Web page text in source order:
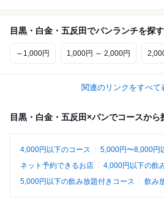
目黒・白金・五反田でパンランチを探す
～1,000円 1,000円 ～ 2,000円
関連のリンクをすべて
目黒・白金・五反田×パンでコースから
4,000円以下のコース
5,000円〜8,000円
ネット予約できるお店
4,000円以下の飲
5,000円以下の飲み放題付きコース
飲み